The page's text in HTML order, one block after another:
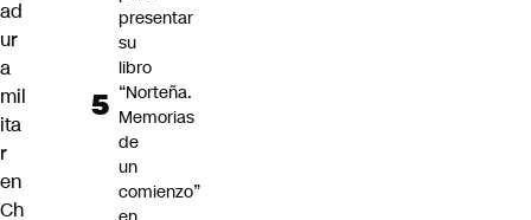
ad
ur
a
mil
ita
r
en
Ch
presentar
su
libro
“Norteña.
Memorias
de
un
comienzo”